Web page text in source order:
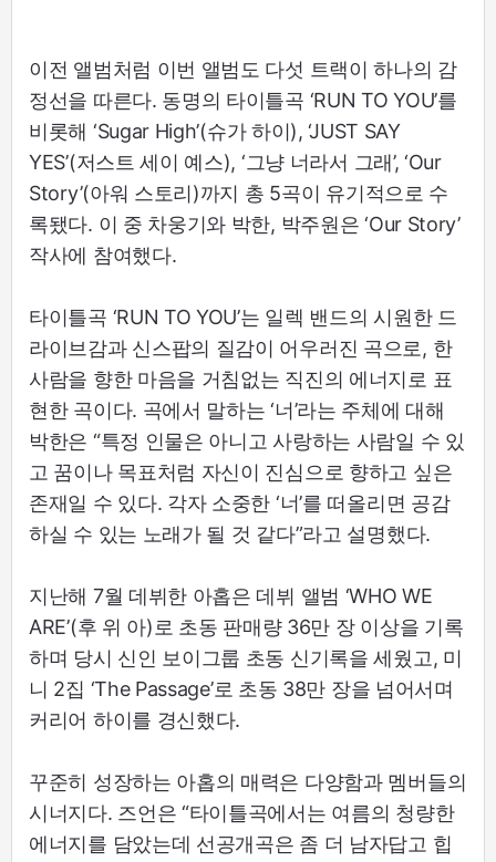
이전 앨범처럼 이번 앨범도 다섯 트랙이 하나의 감
정선을 따른다. 동명의 타이틀곡 ‘RUN TO YOU’를
비롯해 ‘Sugar High’(슈가 하이), ‘JUST SAY
YES’(저스트 세이 예스), ‘그냥 너라서 그래’, ‘Our
Story’(아워 스토리)까지 총 5곡이 유기적으로 수
록됐다. 이 중 차웅기와 박한, 박주원은 ‘Our Story’
작사에 참여했다.
타이틀곡 ‘RUN TO YOU’는 일렉 밴드의 시원한 드
라이브감과 신스팝의 질감이 어우러진 곡으로, 한
사람을 향한 마음을 거침없는 직진의 에너지로 표
현한 곡이다. 곡에서 말하는 ‘너’라는 주체에 대해
박한은 “특정 인물은 아니고 사랑하는 사람일 수 있
고 꿈이나 목표처럼 자신이 진심으로 향하고 싶은
존재일 수 있다. 각자 소중한 ‘너’를 떠올리면 공감
하실 수 있는 노래가 될 것 같다”라고 설명했다.
지난해 7월 데뷔한 아홉은 데뷔 앨범 ‘WHO WE
ARE’(후 위 아)로 초동 판매량 36만 장 이상을 기록
하며 당시 신인 보이그룹 초동 신기록을 세웠고, 미
니 2집 ‘The Passage’로 초동 38만 장을 넘어서며
커리어 하이를 경신했다.
꾸준히 성장하는 아홉의 매력은 다양함과 멤버들의
시너지다. 즈언은 “타이틀곡에서는 여름의 청량한
에너지를 담았는데 선공개곡은 좀 더 남자답고 힙